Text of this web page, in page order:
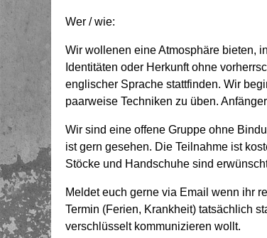
Wer / wie:
Wir wollenen eine Atmosphäre bieten,
Identitäten oder Herkunft ohne
englischer Sprache stattfinden. Wir
paarweise Techniken zu üben.
Wir sind eine offene Gruppe ohne
ist gern gesehen. Die Teilnahme ist
Stöcke und Handschuhe sind
Meldet euch gerne via Email wenn ihr
Termin (Ferien, Krankheit) tatsächlich
verschlüsselt kommunizieren wollt.